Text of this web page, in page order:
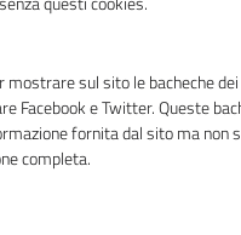
sul sito le bacheche
Facebook e Twitter. Queste
fornita dal sito ma non
completa.